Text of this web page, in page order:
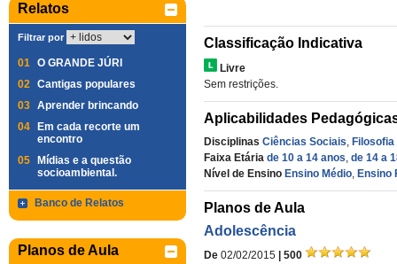
Relatos
Filtrar por
01 O GRANDE JÚRI
02 Cantigas populares
03 Aprender brincando
04
Em cada recorte um
encontro
05
Mídias e a questão
socioambiental.
Banco de Relatos
Planos de Aula
Classificação Indicativa
Livre
Sem restrições.
Aplicabilidades
Disciplinas Ciências Sociais, Filosofia
Faixa Etária de 10 a 14 anos, de 14 a
Nível de Ensino Ensino Médio, Ensino
Planos de Aula
Adolescência
De 02/02/2015
| 500